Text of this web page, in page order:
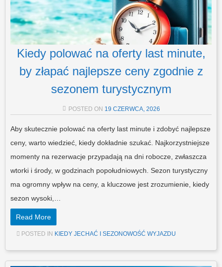
Kiedy polować na oferty last minute,
by złapać najlepsze ceny zgodnie z
sezonem turystycznym
POSTED ON 19 CZERWCA, 2026
Aby skutecznie polować na oferty last minute i zdobyć najlepsze
ceny, warto wiedzieć, kiedy dokładnie szukać. Najkorzystniejsze
momenty na rezerwacje przypadają na dni robocze, zwłaszcza
wtorki i środy, w godzinach popołudniowych. Sezon turystyczny
ma ogromny wpływ na ceny, a kluczowe jest zrozumienie, kiedy
sezon wysoki,…
Read More
POSTED IN KIEDY JECHAĆ I SEZONOWOŚĆ WYJAZDU